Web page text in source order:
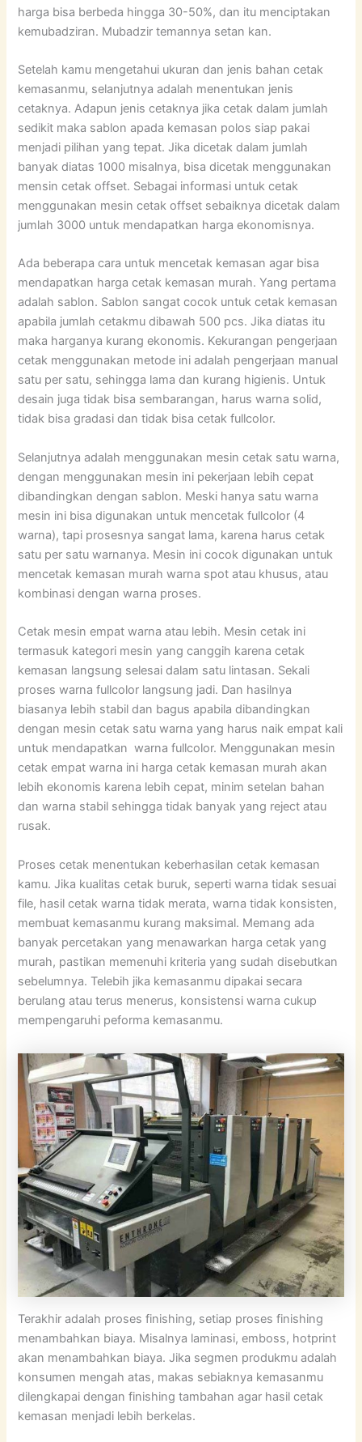
harga bisa berbeda hingga 30-50%, dan itu menciptakan
kemubadziran. Mubadzir temannya setan kan.
Setelah kamu mengetahui ukuran dan jenis bahan cetak
kemasanmu, selanjutnya adalah menentukan jenis
cetaknya. Adapun jenis cetaknya jika cetak dalam jumlah
sedikit maka sablon apada kemasan polos siap pakai
menjadi pilihan yang tepat. Jika dicetak dalam jumlah
banyak diatas 1000 misalnya, bisa dicetak menggunakan
mensin cetak offset. Sebagai informasi untuk cetak
menggunakan mesin cetak offset sebaiknya dicetak dalam
jumlah 3000 untuk mendapatkan harga ekonomisnya.
Ada beberapa cara untuk mencetak kemasan agar bisa
mendapatkan harga cetak kemasan murah. Yang pertama
adalah sablon. Sablon sangat cocok untuk cetak kemasan
apabila jumlah cetakmu dibawah 500 pcs. Jika diatas itu
maka harganya kurang ekonomis. Kekurangan pengerjaan
cetak menggunakan metode ini adalah pengerjaan manual
satu per satu, sehingga lama dan kurang higienis. Untuk
desain juga tidak bisa sembarangan, harus warna solid,
tidak bisa gradasi dan tidak bisa cetak fullcolor.
Selanjutnya adalah menggunakan mesin cetak satu warna,
dengan menggunakan mesin ini pekerjaan lebih cepat
dibandingkan dengan sablon. Meski hanya satu warna
mesin ini bisa digunakan untuk mencetak fullcolor (4
warna), tapi prosesnya sangat lama, karena harus cetak
satu per satu warnanya. Mesin ini cocok digunakan untuk
mencetak kemasan murah warna spot atau khusus, atau
kombinasi dengan warna proses.
Cetak mesin empat warna atau lebih. Mesin cetak ini
termasuk kategori mesin yang canggih karena cetak
kemasan langsung selesai dalam satu lintasan. Sekali
proses warna fullcolor langsung jadi. Dan hasilnya
biasanya lebih stabil dan bagus apabila dibandingkan
dengan mesin cetak satu warna yang harus naik empat kali
untuk mendapatkan warna fullcolor. Menggunakan mesin
cetak empat warna ini harga cetak kemasan murah akan
lebih ekonomis karena lebih cepat, minim setelan bahan
dan warna stabil sehingga tidak banyak yang reject atau
rusak.
Proses cetak menentukan keberhasilan cetak kemasan
kamu. Jika kualitas cetak buruk, seperti warna tidak sesuai
file, hasil cetak warna tidak merata, warna tidak konsisten,
membuat kemasanmu kurang maksimal. Memang ada
banyak percetakan yang menawarkan harga cetak yang
murah, pastikan memenuhi kriteria yang sudah disebutkan
sebelumnya. Telebih jika kemasanmu dipakai secara
berulang atau terus menerus, konsistensi warna cukup
mempengaruhi peforma kemasanmu.
Terakhir adalah proses finishing, setiap proses finishing
menambahkan biaya. Misalnya laminasi, emboss, hotprint
akan menambahkan biaya. Jika segmen produkmu adalah
konsumen mengah atas, makas sebiaknya kemasanmu
dilengkapai dengan finishing tambahan agar hasil cetak
kemasan menjadi lebih berkelas.